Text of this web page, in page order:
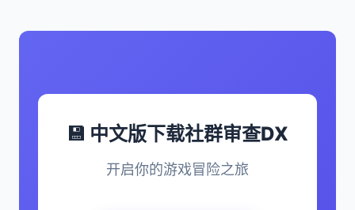
💾 中文版下载社群审查DX
开启你的游戏冒险之旅